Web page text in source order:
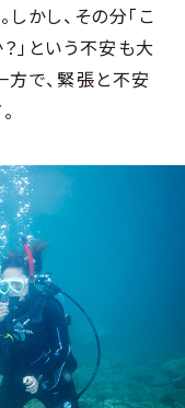
かし、その分「こ
」という不安も大
方で、緊張と不安